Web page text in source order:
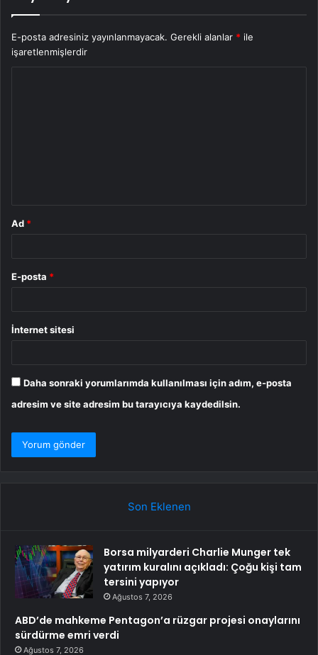
E-posta adresiniz yayınlanmayacak. Gerekli alanlar * ile
işaretlenmişlerdir
Ad *
E-posta *
İnternet sitesi
Daha sonraki yorumlarımda kullanılması için adım, e-posta
adresim ve site adresim bu tarayıcıya kaydedilsin.
Son Eklenen
Borsa milyarderi Charlie Munger tek
yatırım kuralını açıkladı: Çoğu kişi tam
tersini yapıyor
Ağustos 7, 2026
ABD’de mahkeme Pentagon’a rüzgar projesi onaylarını
sürdürme emri verdi
Ağustos 7, 2026